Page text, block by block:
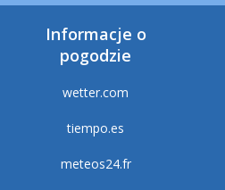
Informacje o
pogodzie
wetter.com
tiempo.es
meteos24.fr